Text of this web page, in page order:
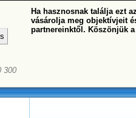
300
Ha hasznosnak találja ezt
vásárolja meg objektívjeit
partnereinktől. Köszönjük a